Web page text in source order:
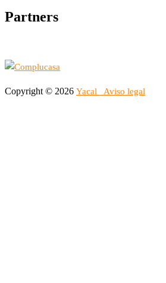
Partners
Copyright © 2026 Yacal Aviso legal